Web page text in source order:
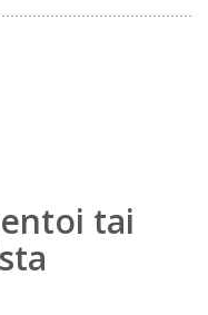
tai